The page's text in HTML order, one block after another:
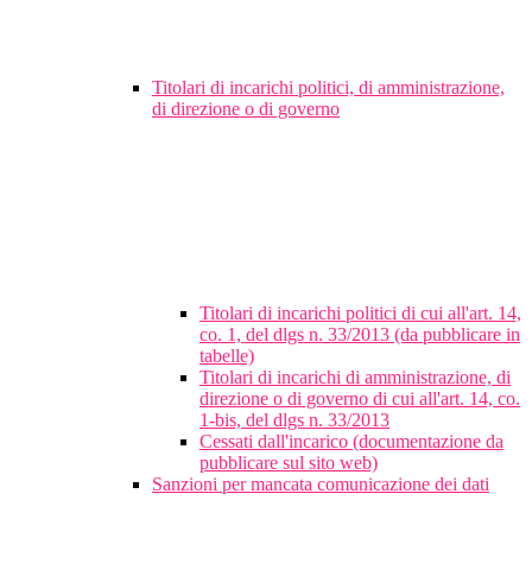
Titolari di incarichi politici, di amministrazione,
di direzione o di governo
Titolari di incarichi politici di cui all'art. 14,
co. 1, del dlgs n. 33/2013 (da pubblicare in
tabelle)
Titolari di incarichi di amministrazione, di
direzione o di governo di cui all'art. 14, co.
1-bis, del dlgs n. 33/2013
Cessati dall'incarico (documentazione da
pubblicare sul sito web)
Sanzioni per mancata comunicazione dei dati